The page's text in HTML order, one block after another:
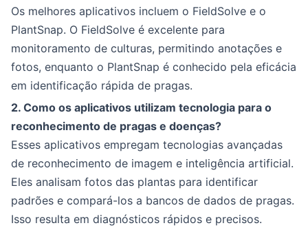
Os melhores aplicativos incluem o FieldSolve e o
PlantSnap. O FieldSolve é excelente para
monitoramento de culturas, permitindo anotações e
fotos, enquanto o PlantSnap é conhecido pela eficácia
em identificação rápida de pragas.
2. Como os aplicativos utilizam tecnologia para o
reconhecimento de pragas e doenças?
Esses aplicativos empregam tecnologias avançadas
de reconhecimento de imagem e inteligência artificial.
Eles analisam fotos das plantas para identificar
padrões e compará-los a bancos de dados de pragas.
Isso resulta em diagnósticos rápidos e precisos.